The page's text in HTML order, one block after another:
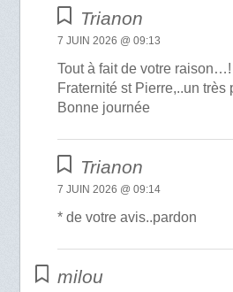
Trianon
7 JUIN 2026 @ 09:13
Tout à fait de votre raison…!
Fraternité st Pierre,..un très
Bonne journée
Trianon
7 JUIN 2026 @ 09:14
* de votre avis..pardon
milou